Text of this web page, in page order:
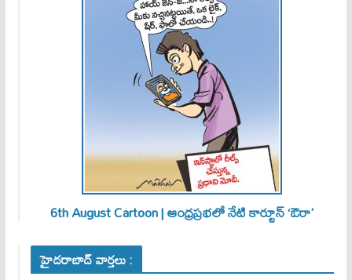
6th August Cartoon | ఆంధ్రప్రభలో నేటి కార్టూన్ ‘ఔరా’
హైదరాబాద్ వార్తలు :